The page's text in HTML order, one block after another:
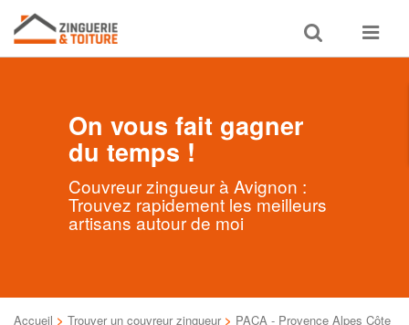
Toggle
search
Toggle
On vous fait gagner
du temps !
Couvreur zingueur à Avignon :
Trouvez rapidement les meilleurs
artisans autour de moi
Accueil > Trouver un couvreur zingueur > PACA - Provence Alpes Côte